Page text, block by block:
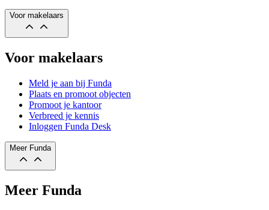
Voor makelaars
Voor makelaars
Meld je aan bij Funda
Plaats en promoot objecten
Promoot je kantoor
Verbreed je kennis
Inloggen Funda Desk
Meer Funda
Meer Funda